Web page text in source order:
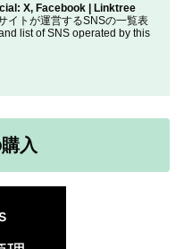
X, Facebook | Linktree
イトが運営するSNSの一覧表
list of SNS operated by this
入